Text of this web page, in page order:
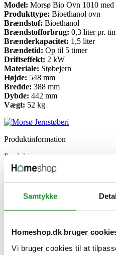
Samtykke
Homeshop.dk bruger
Vi bruger cookies til at
Model: Morsø Bio Ovn 1010 med
Produkttype: Bioethanol ovn
Brændstof: Bioethanol
Brændstofforbrug: 0,3 liter pr.
Brænderkapacitet: 1,5 liter
Brændetid: Op til 5 timer
Driftseffekt: 2 kW
Materiale: Støbejern
Højde: 548 mm
Bredde: 388 mm
Dybde: 442 mm
Vægt: 52 kg
Produktinformation
Produkttype
Biopejs
Model
1010 Bio
Producent information
Morsø Jernstøberi A/S
Furvej 6, 7900 Nykøbing
https://morsoe.com
Specifikke referencer